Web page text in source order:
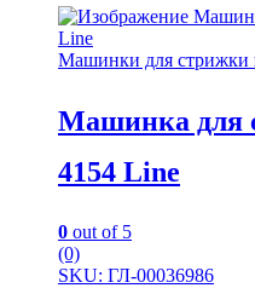
Машинки для стрижки
Машинка для
4154 Line
0 out of 5
(0)
SKU: ГЛ-00036986